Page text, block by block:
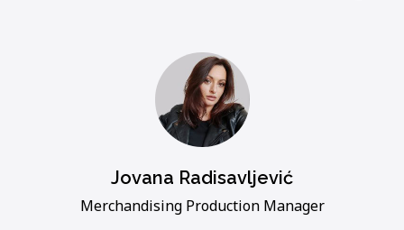
Jovana Radisavljević
Merchandising Production Manager